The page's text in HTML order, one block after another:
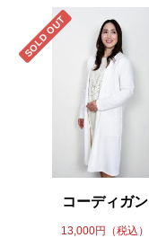
SOLD OUT
コーディガン
13,000円（税込）